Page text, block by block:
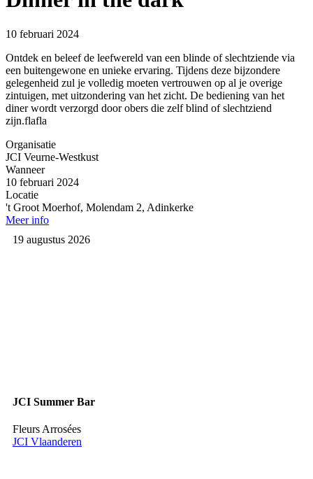
10 februari 2024
Ontdek en beleef de leefwereld van een blinde of slechtziende via
een buitengewone en unieke ervaring. Tijdens deze bijzondere
gelegenheid zul je volledig moeten vertrouwen op al je overige
zintuigen, met uitzondering van het zicht. De bediening van het
diner wordt verzorgd door obers die zelf blind of slechtziend
zijn.flafla
Organisatie
JCI Veurne-Westkust
Wanneer
10 februari 2024
Locatie
't Groot Moerhof, Molendam 2, Adinkerke
Meer info
19 augustus 2026
JCI Summer Bar
Fleurs Arrosées
JCI Vlaanderen